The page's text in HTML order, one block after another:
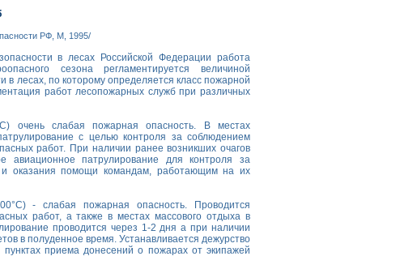
РФ, М, 1995/
в лесах Российской Федерации работа
сезона регламентируется величиной
в лесах, по которому определяется класс пожарной
работ лесопожарных служб при различных
очень слабая пожарная опасность. В местах
с целью контроля за соблюдением
работ. При наличии ранее возникших очагов
авиационное патрулирование для контроля за
оказания помощи командам, работающим на их
- слабая пожарная опасность. Проводится
работ, а также в местах массового отдыха в
проводится через 1-2 дня а при наличии
в полуденное время. Устанавливается дежурство
приема донесений о пожарах от экипажей